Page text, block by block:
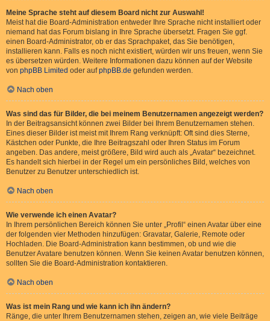
Meine Sprache steht auf diesem Board nicht zur Auswahl!
Meist hat die Board-Administration entweder Ihre Sprache nicht installiert oder
niemand hat das Forum bislang in Ihre Sprache übersetzt. Fragen Sie ggf.
einen Board-Administrator, ob er das Sprachpaket, das Sie benötigen,
installieren kann. Falls es noch nicht existiert, würden wir uns freuen, wenn Sie
es übersetzen würden. Weitere Informationen dazu können auf der Website
von phpBB Limited oder aufphpBB.de gefunden werden.
Nach oben
Was sind das für Bilder, die bei meinem Benutzernamen angezeigt werden?
In der Beitragsansicht können zwei Bilder bei Ihrem Benutzernamen stehen.
Eines dieser Bilder ist meist mit Ihrem Rang verknüpft: Oft sind dies Sterne,
Kästchen oder Punkte, die Ihre Beitragszahl oder Ihren Status im Forum
angeben. Das andere, meist größere, Bild wird auch als „Avatar“ bezeichnet.
Es handelt sich hierbei in der Regel um ein persönliches Bild, welches von
Benutzer zu Benutzer unterschiedlich ist.
Nach oben
Wie verwende ich einen Avatar?
In Ihrem persönlichen Bereich können Sie unter „Profil“ einen Avatar über eine
der folgenden vier Methoden hinzufügen: Gravatar, Galerie, Remote oder
Hochladen. Die Board-Administration kann bestimmen, ob und wie die
Benutzer Avatare benutzen können. Wenn Sie keinen Avatar benutzen können,
sollten Sie die Board-Administration kontaktieren.
Nach oben
Was ist mein Rang und wie kann ich ihn ändern?
Ränge, die unter Ihrem Benutzernamen stehen, zeigen an, wie viele Beiträge